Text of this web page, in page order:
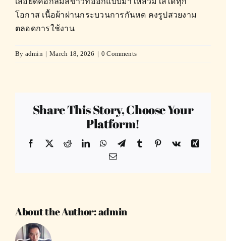
โอกาส เนื้อผ้าผ่านกระบวนการกันหด คงรูปสวยงาม
ตลอดการใช้งาน
By admin | March 18, 2026 | 0 Comments
Share This Story, Choose Your
Platform!
Facebook
X RedditLinkedInWhatsApp
TelegramTumblr Pinterest
Vk
Xing
Email
About the Author:admin